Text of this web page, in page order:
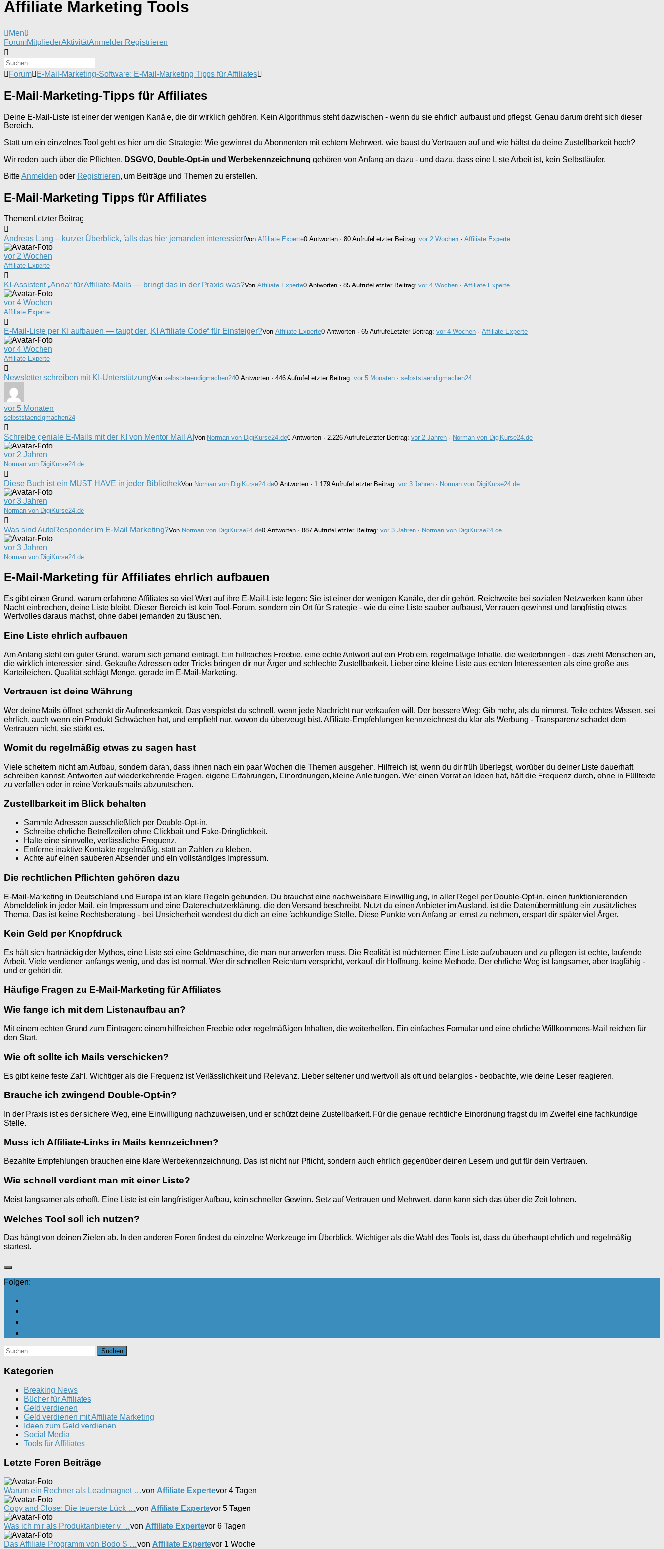
Affiliate Marketing Tools
Menü
Forum-
Navigation
ForumMitgliederAktivitätAnmeldenRegistrieren
Forum-
-
Du
hier:
Forum E-Mail-Marketing-Software: E-Mail-Marketing Tipps für Affiliates
E-Mail-Marketing-Tipps für Affiliates
Deine E-Mail-Liste ist einer der wenigen Kanäle, die dir wirklich gehören. Kein Algorithmus steht dazwischen - wenn du sie ehrlich aufbaust und pflegst. Genau darum dreht sich dieser
Bereich.
Statt um ein einzelnes Tool geht es hier um die Strategie: Wie gewinnst du Abonnenten mit echtem Mehrwert, wie baust du Vertrauen auf und wie hältst du deine Zustellbarkeit hoch?
Wir reden auch über die Pflichten. DSGVO, Double-Opt-in und Werbekennzeichnung gehören von Anfang an dazu - und dazu, dass eine Liste Arbeit ist, kein Selbstläufer.
BitteAnmelden oder Registrieren, um Beiträge und Themen zu erstellen.
E-Mail-Marketing Tipps für Affiliates
Themen Letzter Beitrag
Andreas Lang – kurzer Überblick, falls das hier jemanden interessiertVon Affiliate Experte0 Antworten · 80 AufrufeLetzter Beitrag: vor 2 Wochen · Affiliate Experte
vor 2 Wochen
Affiliate Experte
KI-Assistent „Anna“ für Affiliate-Mails — bringt das in der Praxis was?Von Affiliate Experte0 Antworten · 85 AufrufeLetzter Beitrag: vor 4 Wochen · Affiliate Experte
vor 4 Wochen
Affiliate Experte
E-Mail-Liste per KI aufbauen — taugt der „KI Affiliate Code“ für Einsteiger?Von Affiliate Experte0 Antworten · 65 AufrufeLetzter Beitrag: vor 4 Wochen · Affiliate Experte
vor 4 Wochen
Affiliate Experte
Newsletter schreiben mit KI-UnterstützungVon selbststaendigmachen240 Antworten · 446 AufrufeLetzter Beitrag: vor 5 Monaten · selbststaendigmachen24
vor 5 Monaten
selbststaendigmachen24
Schreibe geniale E-Mails mit der KI von Mentor Mail AI Von Norman von DigiKurse24.de0 Antworten · 2.226 AufrufeLetzter Beitrag: vor 2 Jahren · Norman von DigiKurse24.de
vor 2 Jahren
Norman von DigiKurse24.de
Diese Buch ist ein MUST HAVE in jeder BibliothekVon Norman von DigiKurse24.de0 Antworten · 1.179 AufrufeLetzter Beitrag: vor 3 Jahren · Norman von DigiKurse24.de
vor 3 Jahren
Norman von DigiKurse24.de
Was sind AutoResponder im E-Mail Marketing?Von Norman von DigiKurse24.de0 Antworten · 887 AufrufeLetzter Beitrag: vor 3 Jahren · Norman von DigiKurse24.de
vor 3 Jahren
Norman von DigiKurse24.de
E-Mail-Marketing für Affiliates ehrlich aufbauen
Es gibt einen Grund, warum erfahrene Affiliates so viel Wert auf ihre E-Mail-Liste legen: Sie ist einer der wenigen Kanäle, der dir gehört. Reichweite bei sozialen Netzwerken kann über
Nacht einbrechen, deine Liste bleibt. Dieser Bereich ist kein Tool-Forum, sondern ein Ort für Strategie - wie du eine Liste sauber aufbaust, Vertrauen gewinnst und langfristig etwas
Wertvolles daraus machst, ohne dabei jemanden zu täuschen.
Eine Liste ehrlich aufbauen
Am Anfang steht ein guter Grund, warum sich jemand einträgt. Ein hilfreiches Freebie, eine echte Antwort auf ein Problem, regelmäßige Inhalte, die weiterbringen - das zieht Menschen an,
die wirklich interessiert sind. Gekaufte Adressen oder Tricks bringen dir nur Ärger und schlechte Zustellbarkeit. Lieber eine kleine Liste aus echten Interessenten als eine große aus
Karteileichen. Qualität schlägt Menge, gerade im E-Mail-Marketing.
Vertrauen ist deine Währung
Wer deine Mails öffnet, schenkt dir Aufmerksamkeit. Das verspielst du schnell, wenn jede Nachricht nur verkaufen will. Der bessere Weg: Gib mehr, als du nimmst. Teile echtes Wissen, sei
ehrlich, auch wenn ein Produkt Schwächen hat, und empfiehl nur, wovon du überzeugt bist. Affiliate-Empfehlungen kennzeichnest du klar als Werbung - Transparenz schadet dem
Vertrauen nicht, sie stärkt es.
Womit du regelmäßig etwas zu sagen hast
Viele scheitern nicht am Aufbau, sondern daran, dass ihnen nach ein paar Wochen die Themen ausgehen. Hilfreich ist, wenn du dir früh überlegst, worüber du deiner Liste dauerhaft
schreiben kannst: Antworten auf wiederkehrende Fragen, eigene Erfahrungen, Einordnungen, kleine Anleitungen. Wer einen Vorrat an Ideen hat, hält die Frequenz durch, ohne in Fülltexte
zu verfallen oder in reine Verkaufsmails abzurutschen.
Zustellbarkeit im Blick behalten
Sammle Adressen ausschließlich per Double-Opt-in.
Schreibe ehrliche Betreffzeilen ohne Clickbait und Fake-Dringlichkeit.
Halte eine sinnvolle, verlässliche Frequenz.
Entferne inaktive Kontakte regelmäßig, statt an Zahlen zu kleben.
Achte auf einen sauberen Absender und ein vollständiges Impressum.
Die rechtlichen Pflichten gehören dazu
E-Mail-Marketing in Deutschland und Europa ist an klare Regeln gebunden. Du brauchst eine nachweisbare Einwilligung, in aller Regel per Double-Opt-in, einen funktionierenden
Abmeldelink in jeder Mail, ein Impressum und eine Datenschutzerklärung, die den Versand beschreibt. Nutzt du einen Anbieter im Ausland, ist die Datenübermittlung ein zusätzliches
Thema. Das ist keine Rechtsberatung - bei Unsicherheit wendest du dich an eine fachkundige Stelle. Diese Punkte von Anfang an ernst zu nehmen, erspart dir später viel Ärger.
Kein Geld per Knopfdruck
Es hält sich hartnäckig der Mythos, eine Liste sei eine Geldmaschine, die man nur anwerfen muss. Die Realität ist nüchterner: Eine Liste aufzubauen und zu pflegen ist echte, laufende
Arbeit. Viele verdienen anfangs wenig, und das ist normal. Wer dir schnellen Reichtum verspricht, verkauft dir Hoffnung, keine Methode. Der ehrliche Weg ist langsamer, aber tragfähig -
und er gehört dir.
Häufige Fragen zu E-Mail-Marketing für Affiliates
Wie fange ich mit dem Listenaufbau an?
Mit einem echten Grund zum Eintragen: einem hilfreichen Freebie oder regelmäßigen Inhalten, die weiterhelfen. Ein einfaches Formular und eine ehrliche Willkommens-Mail reichen für
den Start.
Wie oft sollte ich Mails verschicken?
Es gibt keine feste Zahl. Wichtiger als die Frequenz ist Verlässlichkeit und Relevanz. Lieber seltener und wertvoll als oft und belanglos - beobachte, wie deine Leser reagieren.
Brauche ich zwingend Double-Opt-in?
In der Praxis ist es der sichere Weg, eine Einwilligung nachzuweisen, und er schützt deine Zustellbarkeit. Für die genaue rechtliche Einordnung fragst du im Zweifel eine fachkundige
Stelle.
Muss ich Affiliate-Links in Mails kennzeichnen?
Bezahlte Empfehlungen brauchen eine klare Werbekennzeichnung. Das ist nicht nur Pflicht, sondern auch ehrlich gegenüber deinen Lesern und gut für dein Vertrauen.
Wie schnell verdient man mit einer Liste?
Meist langsamer als erhofft. Eine Liste ist ein langfristiger Aufbau, kein schneller Gewinn. Setz auf Vertrauen und Mehrwert, dann kann sich das über die Zeit lohnen.
Welches Tool soll ich nutzen?
Das hängt von deinen Zielen ab. In den anderen Foren findest du einzelne Werkzeuge im Überblick. Wichtiger als die Wahl des Tools ist, dass du überhaupt ehrlich und regelmäßig
startest.
Folgen:
Suchen
nach:
Kategorien
Breaking News
Bücher für Affiliates
Geld verdienen
Geld verdienen mit Affiliate Marketing
Ideen zum Geld verdienen
Social Media
Tools für Affiliates
Letzte Foren Beiträge
Warum ein Rechner als Leadmagnet …von Affiliate Expertevor 4 Tagen
Copy and Close: Die teuerste Lück …von Affiliate Expertevor 5 Tagen
Was ich mir als Produktanbieter v …von Affiliate Expertevor 6 Tagen
Das Affiliate Programm von Bodo S …von Affiliate Expertevor 1 Woche